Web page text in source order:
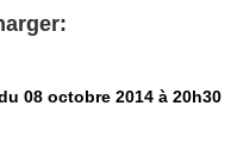
08 octobre 2014 à 20h30